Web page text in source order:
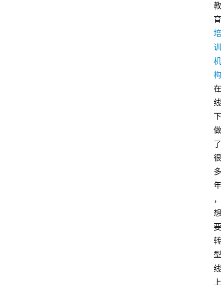
教
育
培
训
机
构
在
线
下
做
了
很
多
年
，
想
要
转
型
线
上